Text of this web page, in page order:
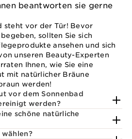
beantworten sie gerne
steht vor der Tür! Bevor
sollten Sie sich
ansehen und sich
unseren Beauty-Experten
Ihnen, wie Sie eine
mit natürlicher Bräune
werden!
vor dem Sonnenbad
werden?
schöne natürliche
wählen?